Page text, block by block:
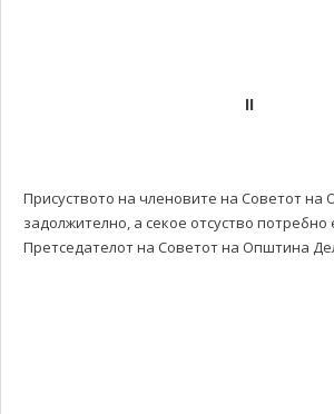
II
Присуството на членовите на Советот
задолжително, а секое отсуство потребно
Претседателот на Советот на Општина